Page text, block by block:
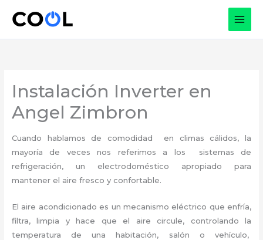
Instalación Inverter en
Angel Zimbron
Cuando hablamos de comodidad en climas cálidos, la
mayoría de veces nos referimos a los sistemas de
refrigeración, un electrodoméstico apropiado para
mantener el aire fresco y confortable.
El aire acondicionado es un mecanismo eléctrico que enfría,
filtra, limpia y hace que el aire circule, controlando la
temperatura de una habitación, salón o vehículo,